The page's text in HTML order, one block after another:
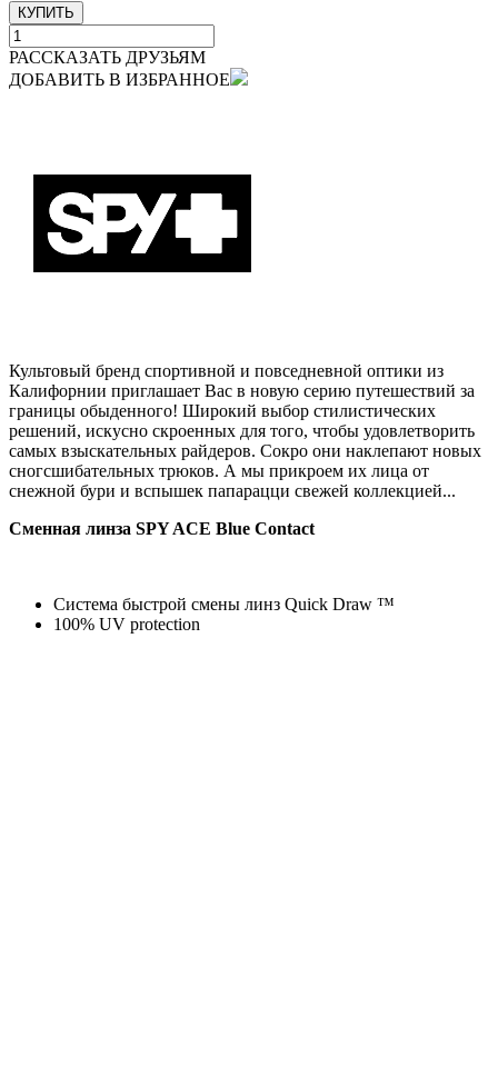
КУПИТЬ
РАССКАЗАТЬ ДРУЗЬЯМ
ДОБАВИТЬ В ИЗБРАННОЕ
Культовый бренд спортивной и повседневной оптики из
Калифорнии приглашает Вас в новую серию путешествий за
границы обыденного! Широкий выбор стилистических
решений, искусно скроенных для того, чтобы удовлетворить
самых взыскательных райдеров. Сокро они наклепают новых
сногсшибательных трюков. А мы прикроем их лица от
снежной бури и вспышек папарацци свежей коллекцией...
Сменная линза SPY ACE Blue Contact
Система быстрой смены линз Quick Draw ™
100% UV protection